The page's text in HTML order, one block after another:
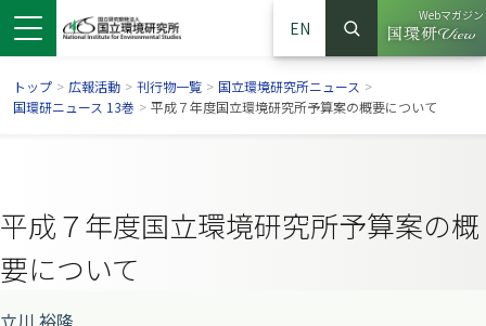
EN
サイト内検索
検索
Webマガジン
（別ウイ
トップ > 広報活動 > 刊行物一覧 > 国立環境研究所ニュース >
国環研ニュース 13巻 > 平成７年度国立環境研究所予算案の概要について
平成７年度国立環境研究所予算案の概
要について
立川 裕隆